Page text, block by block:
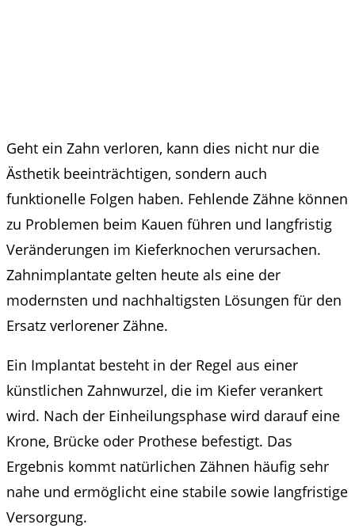
Geht ein Zahn verloren, kann dies nicht nur die
Ästhetik beeinträchtigen, sondern auch
funktionelle Folgen haben. Fehlende Zähne können
zu Problemen beim Kauen führen und langfristig
Veränderungen im Kieferknochen verursachen.
Zahnimplantate gelten heute als eine der
modernsten und nachhaltigsten Lösungen für den
Ersatz verlorener Zähne.
Ein Implantat besteht in der Regel aus einer
künstlichen Zahnwurzel, die im Kiefer verankert
wird. Nach der Einheilungsphase wird darauf eine
Krone, Brücke oder Prothese befestigt. Das
Ergebnis kommt natürlichen Zähnen häufig sehr
nahe und ermöglicht eine stabile sowie langfristige
Versorgung.